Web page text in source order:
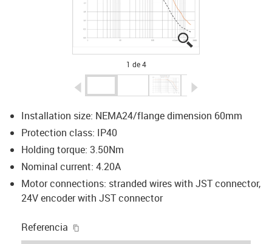
igus-icon-lupe
igus-icon-lupe
igus-icon-lupe
igus-icon-lupe
1 de 4
Installation size: NEMA24/flange dimension 60mm
Protection class: IP40
Holding torque: 3.50Nm
Nominal current: 4.20A
Motor connections: stranded wires with JST connector,
24V encoder with JST connector
Referencia